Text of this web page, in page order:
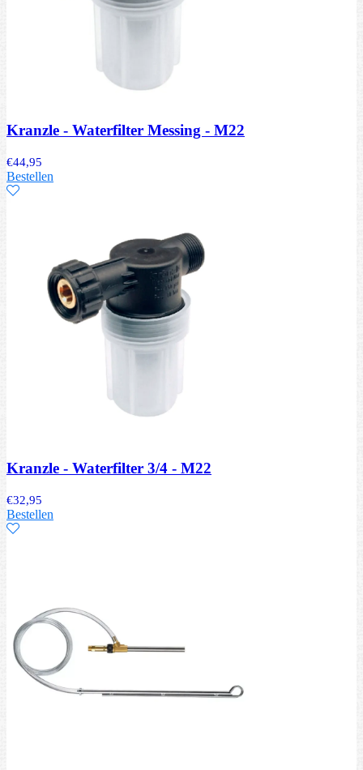
Kranzle - Waterfilter Messing - M22
€44,95
Bestellen
Kranzle - Waterfilter 3/4 - M22
€32,95
Bestellen